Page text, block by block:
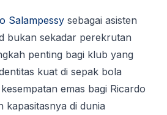
Salampessy sebagai asisten
bukan sekadar perekrutan
penting bagi klub yang
kuat di sepak bola
emas bagi Ricardo
kapasitasnya di dunia